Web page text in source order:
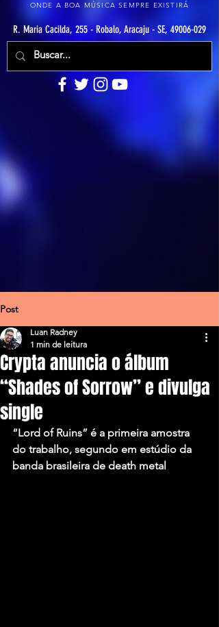
ONDE A BOA MÚSICA SEMPRE EXISTIRÁ
R. Maria Cacilda, 255 - Robalo, Aracaju - SE, 49006-029
Post
Crypta anuncia o álbum
“Shades of Sorrow” e divulga
single
Luan Radney
1 min de leitura
“Lord of Ruins” é a primeira amostra
do trabalho, segundo em estúdio da
banda brasileira de death metal